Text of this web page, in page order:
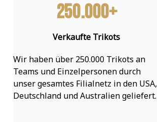
250.000+
Verkaufte Trikots
Wir haben über 250.000 Trikots an
Teams und Einzelpersonen durch
unser gesamtes Filialnetz in den USA,
Deutschland und Australien geliefert.